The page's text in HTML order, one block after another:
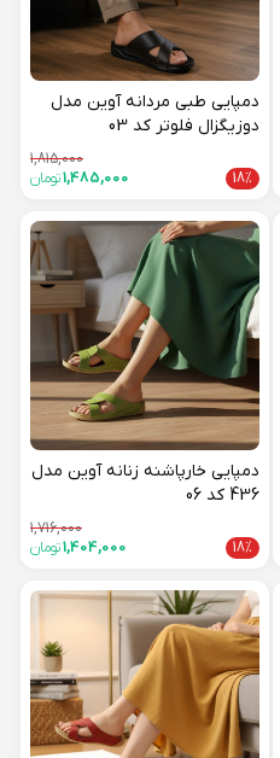
دمپایی طبی مردانه آوین مدل
دوزیگزال فلوتر کد 03
1,815,000
18%
1,485,000تومان
دمپایی خارپاشنه زنانه آوین مدل
436 کد 06
1,716,000
18%
1,404,000تومان